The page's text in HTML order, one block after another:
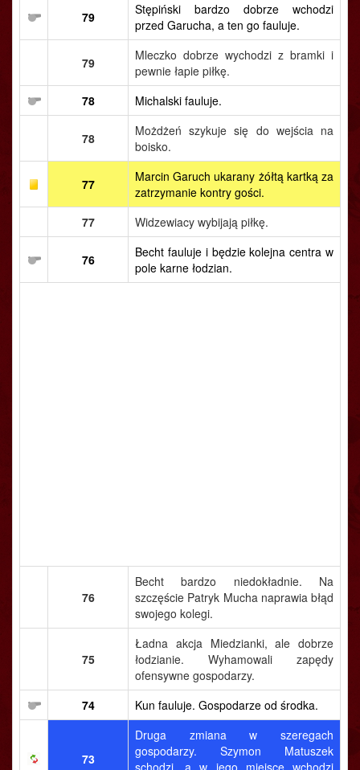
79
Stępiński bardzo dobrze wchodzi
przed Garucha, a ten go fauluje.
79
Mleczko dobrze wychodzi z bramki i
pewnie łapie piłkę.
78
Michalski fauluje.
78
Możdżeń szykuje się do wejścia na
boisko.
77
Marcin Garuch ukarany żółtą kartką za
zatrzymanie kontry gości.
77
Widzewiacy wybijają piłkę.
76
Becht fauluje i będzie kolejna centra w
pole karne łodzian.
76
Becht bardzo niedokładnie. Na
szczęście Patryk Mucha naprawia błąd
swojego kolegi.
75
Ładna akcja Miedzianki, ale dobrze
łodzianie. Wyhamowali zapędy
ofensywne gospodarzy.
74
Kun fauluje. Gospodarze od środka.
73
Druga zmiana w szeregach
gospodarzy. Szymon Matuszek
schodzi, a w jego miejsce wchodzi